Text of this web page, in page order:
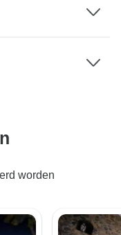
worden